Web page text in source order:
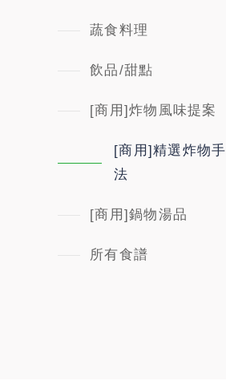
蔬食料理
飲品/甜點
[商用]炸物風味提案
[商用]精選炸物手
法
[商用]鍋物湯品
所有食譜